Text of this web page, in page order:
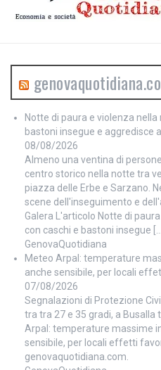
Notte di paura e violenza
bastoni insegue e aggredisce
08/08/2026
Almeno una ventina di
centro storico nella notte tra
piazza delle Erbe e Sarzano.
scene dell'inseguimento e
Galera L'articolo Notte di
con caschi e bastoni insegue […]
GenovaQuotidiana
Meteo Arpal: temperature
anche sensibile, per locali
07/08/2026
Segnalazioni di Protezione
tra tra 27 e 35 gradi, a Busalla
Arpal: temperature massime
sensibile, per locali effetti
genovaquotidiana.com.